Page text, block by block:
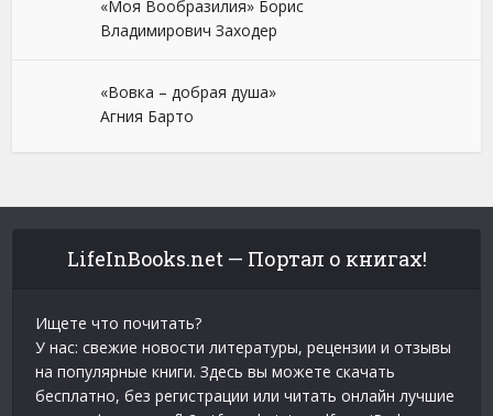
«Моя Вообразилия» Борис
Владимирович Заходер
«Вовка – добрая душа»
Агния Барто
LifeInBooks.net — Портал о книгах!
Ищете что почитать?
У нас: свежие новости литературы, рецензии и отзывы
на популярные книги. Здесь вы можете скачать
бесплатно, без регистрации или читать онлайн лучшие